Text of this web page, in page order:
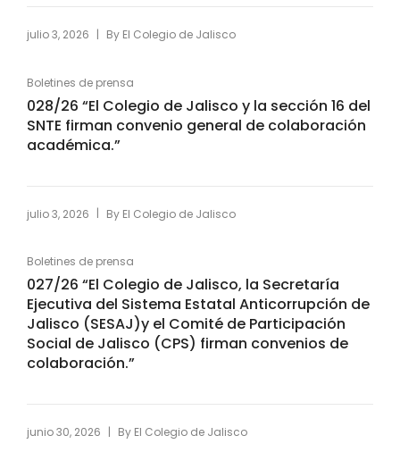
julio 3, 2026 | By El Colegio de Jalisco
Boletines de prensa
028/26 “El Colegio de Jalisco y la sección 16 del
SNTE firman convenio general de colaboración
académica.”
julio 3, 2026 By El Colegio de Jalisco
Boletines de prensa
027/26 “El Colegio de Jalisco, la Secretaría
Ejecutiva del Sistema Estatal Anticorrupción de
Jalisco (SESAJ)y el Comité de Participación
Social de Jalisco (CPS) firman convenios de
colaboración.”
junio 30, 2026 | By El Colegio de Jalisco